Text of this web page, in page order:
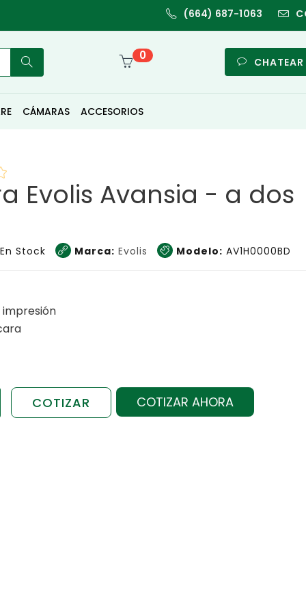
(664) 687-1063
0
CÁMARAS ACCESORIOS
Evolis Avansia - a dos
En Stock Marca: Evolis Modelo: AV1H0000BD
COTIZAR COTIZAR AHORA